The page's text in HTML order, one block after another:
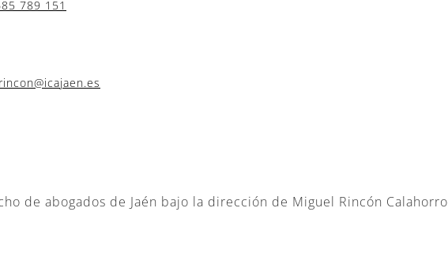
789 151
de abogados de Jaén bajo la dirección de Miguel Rincón Calahorro